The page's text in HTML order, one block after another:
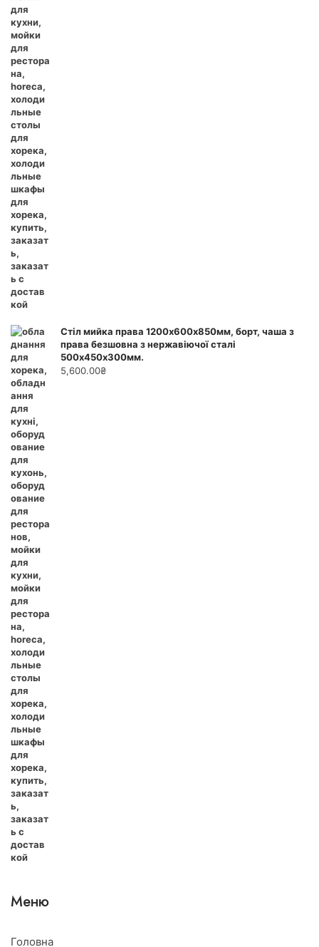
Стіл мийка права 1200х600х850мм, борт, чаша з
права безшовна з нержавіючої сталі
500х450х300мм.
5,600.00₴
Меню
Головна